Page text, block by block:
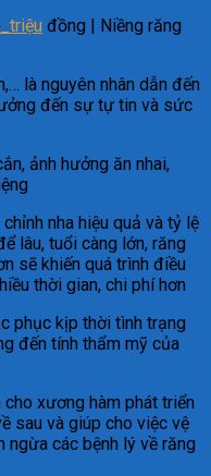
đồng | Niềng răng
là nguyên nhân dẫn đến
đến sự tự tin và sức
ảnh hưởng ăn nhai,
nha hiệu quả và tỷ lệ
lâu, tuổi càng lớn, răng
sẽ khiến quá trình điều
thời gian, chi phí hơn
phục kịp thời tình trạng
đến tính thẩm mỹ của
xương hàm phát triển
sau và giúp cho việc vệ
ngừa các bệnh lý về răng